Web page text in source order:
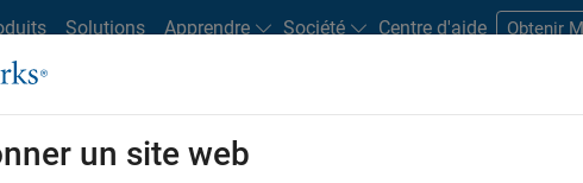
Solutions Apprendre Société Centre d'aide Obtenir
Adresses de nos bureaux Étudiants et carrières
un site web